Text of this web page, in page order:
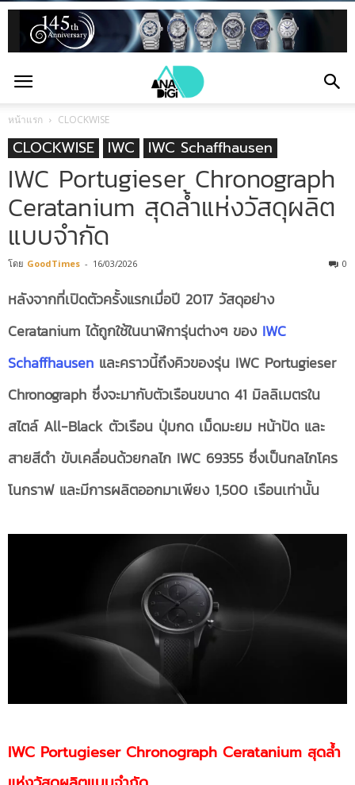
หน้าแรก CLOCKWISE
CLOCKWISE IWC IWC Schaffhausen
IWC Portugieser Chronograph
Ceratanium สุดล้ำแห่งวัสดุผลิต
แบบจำกัด
โดย GoodTimes - 16/03/2026 0
หลังจากที่เปิดตัวครั้งแรกเมื่อปี 2017 วัสดุอย่าง
Ceratanium ได้ถูกใช้ในนาฬิการุ่นต่างๆ ของ IWC
Schaffhausen และคราวนี้ถึงคิวของรุ่น IWC Portugieser
Chronograph ซึ่งจะมากับตัวเรือนขนาด 41 มิลลิเมตรใน
สไตล์ All-Black ตัวเรือน ปุ่มกด เม็ดมะยม หน้าปัด และ
สายสีดำ ขับเคลื่อนด้วยกลไก IWC 69355 ซึ่งเป็นกลไกโคร
โนกราฟ และมีการผลิตออกมาเพียง 1,500 เรือนเท่านั้น
IWC Portugieser Chronograph Ceratanium สุดล้ำ